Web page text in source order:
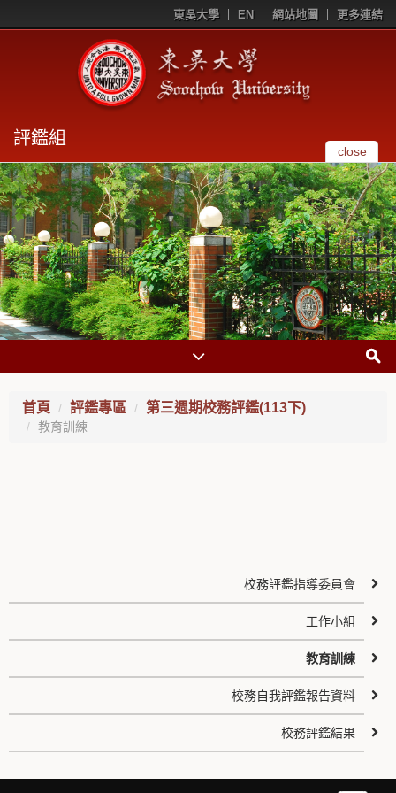
東吳大學 EN 網站地圖 更多連結
評鑑組
close
首頁 評鑑專區 第三週期校務評鑑(113下)
教育訓練
校務評鑑指導委員會
工作小組
教育訓練
校務自我評鑑報告資料
校務評鑑結果